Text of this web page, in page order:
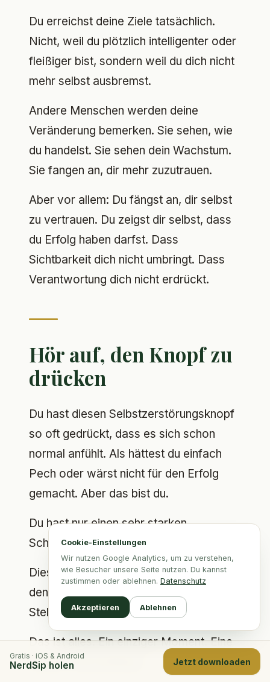
Gratis · iOS & Android
NerdSip holen Jetzt downloaden
Cookie-Einstellungen
Wir nutzen Google Analytics, um zu verstehen,
wie Besucher unsere Seite nutzen. Du kannst
zustimmen oder ablehnen. Datenschutz
Akzeptieren Ablehnen
Du erreichst deine Ziele tatsächlich.
Nicht, weil du plötzlich intelligenter oder
fleißiger bist, sondern weil du dich nicht
mehr selbst ausbremst.
Andere Menschen werden deine
Veränderung bemerken. Sie sehen, wie
du handelst. Sie sehen dein Wachstum.
Sie fangen an, dir mehr zuzutrauen.
Aber vor allem: Du fängst an, dir selbst
zu vertrauen. Du zeigst dir selbst, dass
du Erfolg haben darfst. Dass
Sichtbarkeit dich nicht umbringt. Dass
Verantwortung dich nicht erdrückt.
Hör auf, den Knopf zu
drücken
Du hast diesen Selbstzerstörungsknopf
so oft gedrückt, dass es sich schon
normal anfühlt. Als hättest du einfach
Pech oder wärst nicht für den Erfolg
gemacht. Aber das bist du.
Du hast nur einen sehr starken
Schutzmechanismus entwickelt.
Diese Woche: Erwische ihn. Identifiziere
den Moment, in dem du dich sabotierst.
Stell die Frage. Entscheide dich anders.
Das ist alles. Ein einziger Moment. Eine
andere Entscheidung.